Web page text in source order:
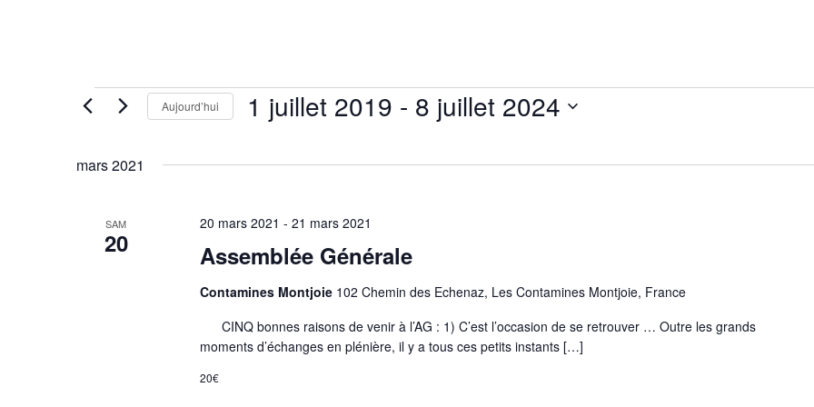
Évènements
Aujourd’hui 1 juillet 2019 - 8 juillet 2024
mars 2021
SAM
20 Assemblée Générale
20 mars 2021 - 21 mars 2021
Contamines Montjoie 102 Chemin des Echenaz, Les Contamines Montjoie, France
CINQ bonnes raisons de venir à l’AG : 1) C’est l’occasion de se retrouver … Outre les grands
moments d’échanges en plénière, il y a tous ces petits instants […]
20€